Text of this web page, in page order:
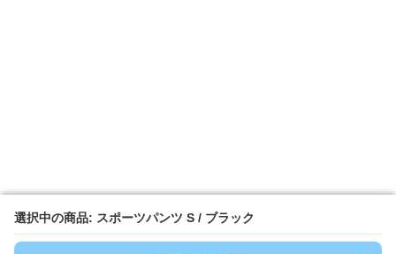
選択中の商品: スポーツパンツ S / ブラック
選択中の商品: スポーツパンツ S / ブラック